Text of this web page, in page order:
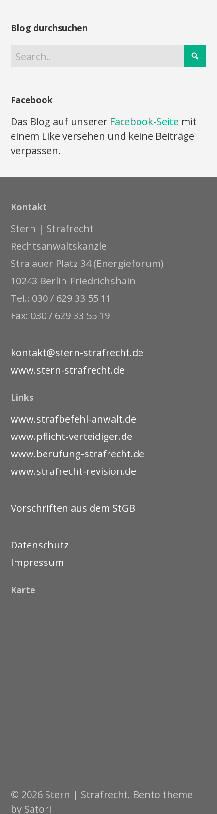
Blog durchsuchen
Facebook
Das Blog auf unserer Facebook-Seite mit
einem Like versehen und keine Beiträge
verpassen.
Kontakt
Stern | Strafrecht
Rechtsanwaltskanzlei
Stralauer Platz 34 (Energieforum)
10243 Berlin-Friedrichshain
Tel.: 030 / 629 33 55 11
Fax: 030 / 629 33 55 19
kontakt@stern-strafrecht.de
www.stern-strafrecht.de
Links
www.strafbefehl-anwalt.de
www.pflicht-verteidiger.de
www.berufung-strafrecht.de
www.strafrecht-revision.de
Vorschriften aus dem StGB
Datenschutz
Impressum
Karte
© 2026 Stern | Strafrecht. Bento theme
by Satori